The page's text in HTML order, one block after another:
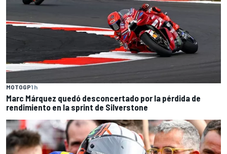
MOTOGP1 h
Marc Márquez quedó desconcertado por la pérdida de
rendimiento en la sprint de Silverstone